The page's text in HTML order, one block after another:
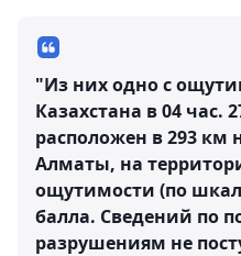
"Из них одно с
Казахстана в 04 час.
расположен в 293 км
Алматы, на
ощутимости (по
балла. Сведений по
разрушениям не